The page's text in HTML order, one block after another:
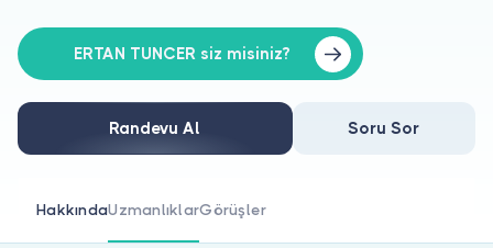
Doktorlar için
Doktor musunuz?
ERTAN TUNCER siz misiniz?
Randevu Al Soru Sor
HakkındaUzmanlıklarGörüşler